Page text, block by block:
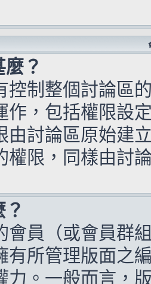
？
控制整個討論區
作，包括權限設
由討論區原始建
權限，同樣由討
會員（或會員群
有所管理版面之
力。一般而言，